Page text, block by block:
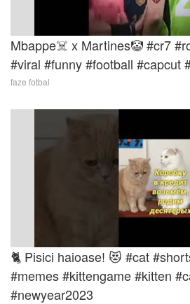
Mbappe☠️ x Martines🤡 #cr7
#viral #funny #football #capcut
faze fotbal
🐈 Pisici haioase! 😻 #cat
#memes #kittengame #kitten
#newyear2023